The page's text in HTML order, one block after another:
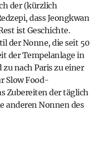
der (kürzlich
dass Jeongkwan
ist Geschichte.
der Nonne, die seit 50
der Tempelanlage in
nach Paris zu einer
Slow Food-
Zubereiten der täglich
anderen Nonnen des